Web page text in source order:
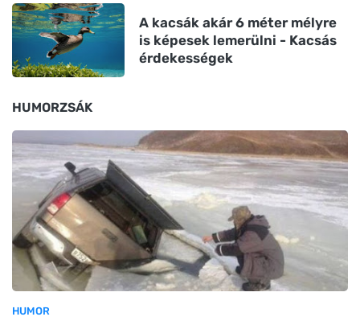
A kacsák akár 6 méter mélyre
is képesek lemerülni - Kacsás
érdekességek
HUMORZSÁK
HUMOR